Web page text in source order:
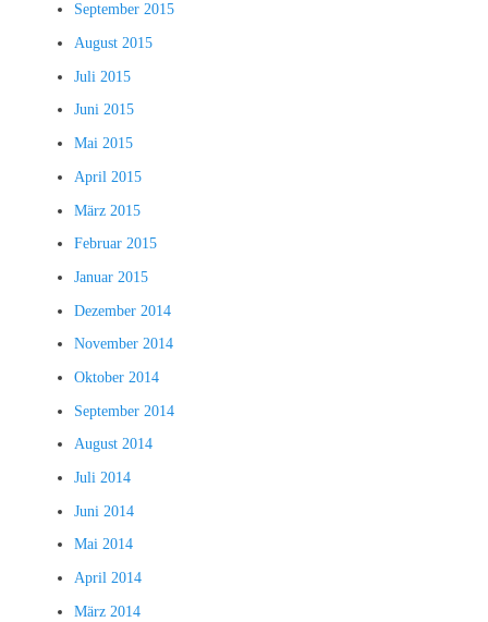
September 2015
August 2015
Juli 2015
Juni 2015
Mai 2015
April 2015
März 2015
Februar 2015
Januar 2015
Dezember 2014
November 2014
Oktober 2014
September 2014
August 2014
Juli 2014
Juni 2014
Mai 2014
April 2014
März 2014